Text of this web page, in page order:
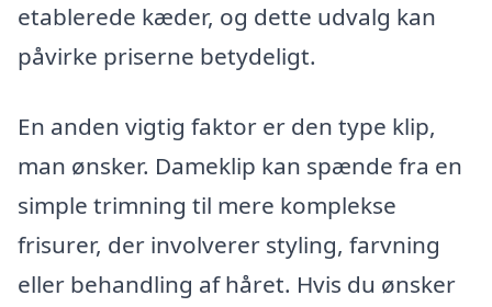
etablerede kæder, og dette udvalg kan
påvirke priserne betydeligt.
En anden vigtig faktor er den type klip,
man ønsker. Dameklip kan spænde fra en
simple trimning til mere komplekse
frisurer, der involverer styling, farvning
eller behandling af håret. Hvis du ønsker